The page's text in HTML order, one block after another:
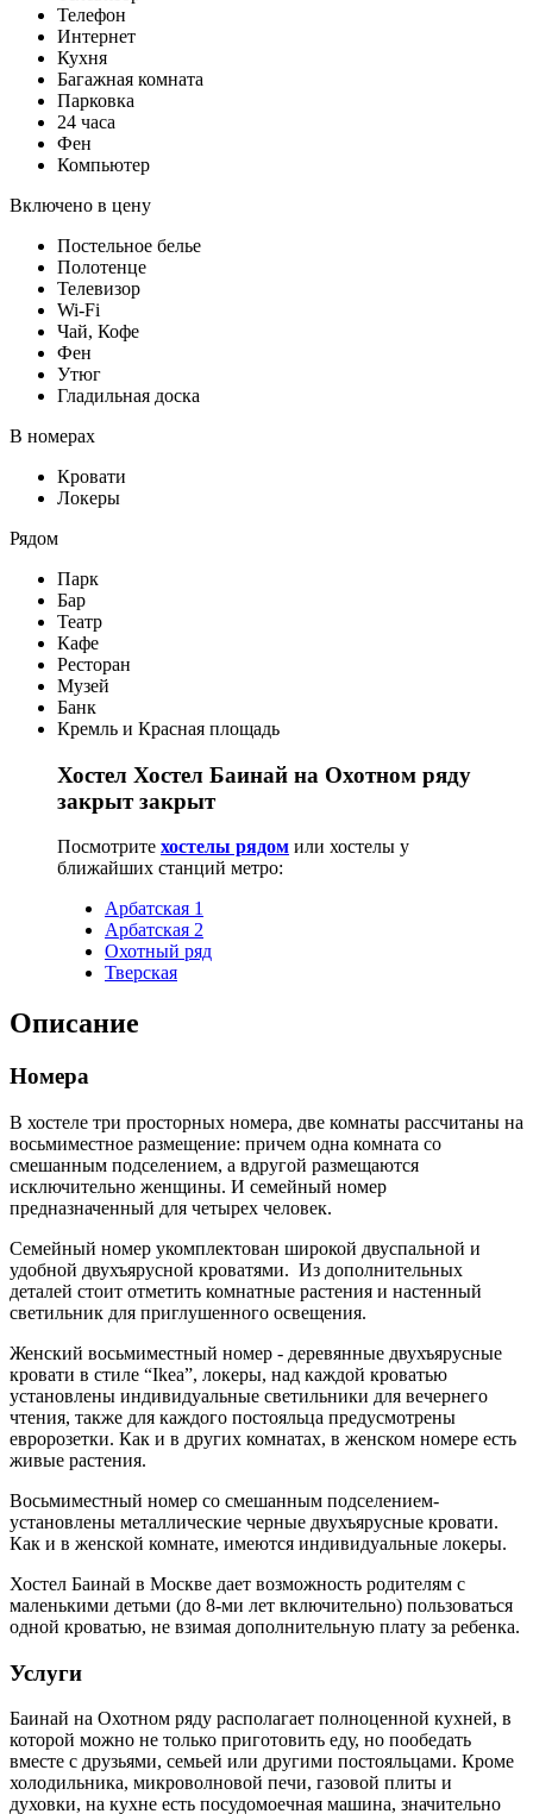
Телефон
Интернет
Кухня
Багажная комната
Парковка
24 часа
Фен
Компьютер
Включено в цену
Постельное белье
Полотенце
Телевизор
Wi-Fi
Чай, Кофе
Фен
Утюг
Гладильная доска
В номерах
Кровати
Локеры
Рядом
Парк
Бар
Театр
Кафе
Ресторан
Музей
Банк
Кремль и Красная площадь
Хостел Хостел Баинай на Охотном ряду
закрыт закрыт
Посмотрите хостелы рядом или хостелы у
ближайших станций метро:
Арбатская 1
Арбатская 2
Охотный ряд
Тверская
Описание
Номера
В хостеле три просторных номера, две комнаты рассчитаны на
восьмиместное размещение: причем одна комната со
смешанным подселением, а вдругой размещаются
исключительно женщины. И семейный номер
предназначенный для четырех человек.
Семейный номер укомплектован широкой двуспальной и
удобной двухъярусной кроватями. Из дополнительных
деталей стоит отметить комнатные растения и настенный
светильник для приглушенного освещения.
Женский восьмиместный номер - деревянные двухъярусные
кровати в стиле “Ikea”, локеры, над каждой кроватью
установлены индивидуальные светильники для вечернего
чтения, также для каждого постояльца предусмотрены
евророзетки. Как и в других комнатах, в женском номере есть
живые растения.
Восьмиместный номер со смешанным подселением-
установлены металлические черные двухъярусные кровати.
Как и в женской комнате, имеются индивидуальные локеры.
Хостел Баинай в Москве дает возможность родителям с
маленькими детьми (до 8-ми лет включительно) пользоваться
одной кроватью, не взимая дополнительную плату за ребенка.
Услуги
Баинай на Охотном ряду располагает полноценной кухней, в
которой можно не только приготовить еду, но пообедать
вместе с друзьями, семьей или другими постояльцами. Кроме
холодильника, микроволновой печи, газовой плиты и
духовки, на кухне есть посудомоечная машина, значительно